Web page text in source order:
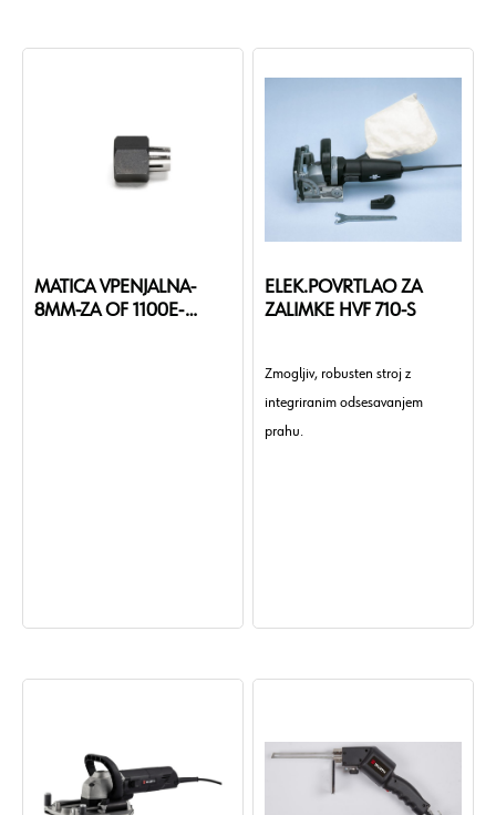
MATICA VPENJALNA-
8MM-ZA OF 1100E-
ELEK.POVRTLAO ZA
ZALIMKE HVF 710-S
Zmogljiv, robusten stroj z
integriranim odsesavanjem
prahu.